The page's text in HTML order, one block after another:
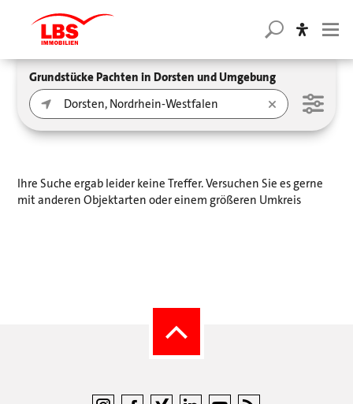
Grundstücke Pachten in Dorsten und Umgebung
Ihre Suche ergab leider keine Treffer. Versuchen Sie es gerne
mit anderen Objektarten oder einem größeren Umkreis